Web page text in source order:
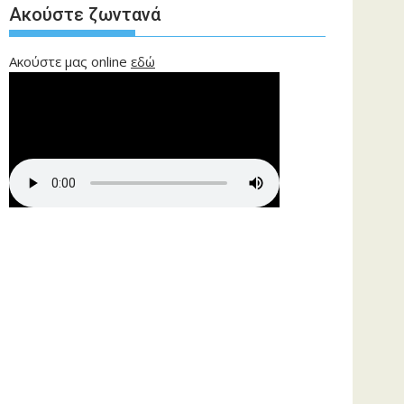
Ακούστε ζωντανά
Ακούστε μας online εδώ